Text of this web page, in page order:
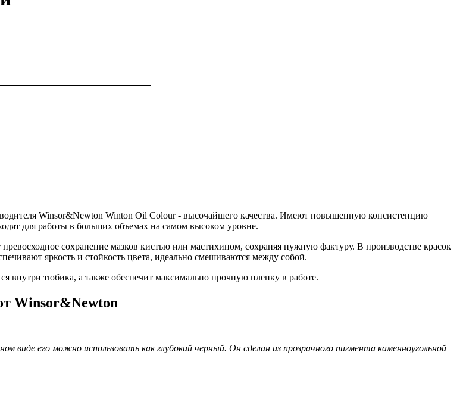
Winsor&Newton Winton Oil Colour - высочайшего качества. Имеют повышенную консистенцию
для работы в больших объемах на самом высоком уровне.
сохранение мазков кистью или мастихином, сохраняя нужную фактуру. В производстве красок
яркость и стойкость цвета, идеально смешиваются между собой.
внутри тюбика, а также обеспечит максимально прочную пленку в работе.
Winsor&Newton
его можно использовать как глубокий черный. Он сделан из прозрачного пигмента каменноугольной